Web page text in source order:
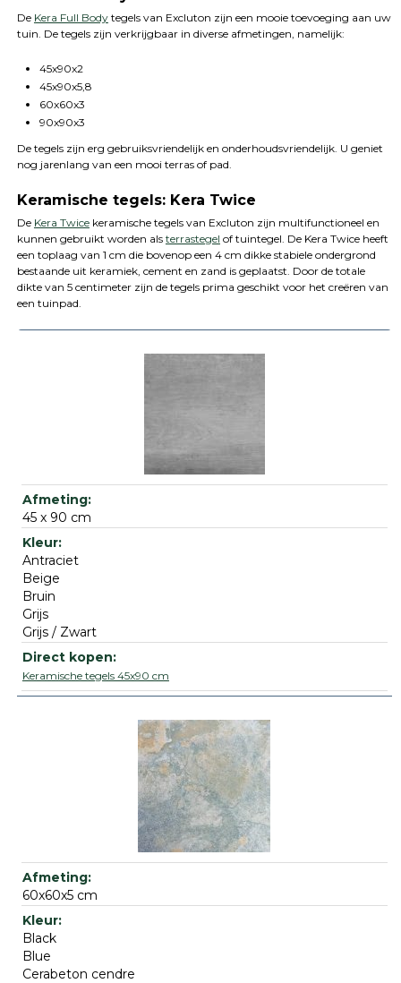
De Kera Full Bodytegels van Excluton zijn een mooie toevoeging aan uw
tuin. De tegels zijn verkrijgbaar in diverse afmetingen, namelijk:
45x90x2
45x90x5,8
60x60x3
90x90x3
De tegels zijn erg gebruiksvriendelijk en onderhoudsvriendelijk. U geniet
nog jarenlang van een mooi terras of pad.
Keramische tegels: Kera Twice
De Kera Twicekeramische tegels van Excluton zijn multifunctioneel en
kunnen gebruikt worden als terrastegel of tuintegel. De Kera Twice heeft
een toplaag van 1 cm die bovenop een 4 cm dikke stabiele ondergrond
bestaande uit keramiek, cement en zand is geplaatst. Door de totale
dikte van 5 centimeter zijn de tegels prima geschikt voor het creëren van
een tuinpad.
45 x 90 cm
Antraciet
Beige
Bruin
Grijs
Grijs / Zwart
Keramische tegels 45x90 cm
60x60x5 cm
Black
Blue
Cerabeton cendre